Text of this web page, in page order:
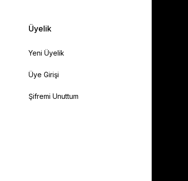
Üyelik
Yeni Üyelik
Üye Girişi
Şifremi Unuttum